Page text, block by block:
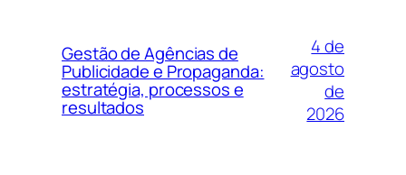
Gestão de Agências de
Publicidade e Propaganda:
estratégia, processos e
resultados
4 de
agosto
de
2026